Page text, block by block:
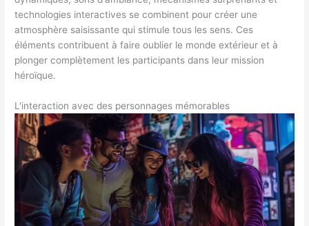
technologies interactives se combinent pour créer une
atmosphère saisissante qui stimule tous les sens. Ces
éléments contribuent à faire oublier le monde extérieur et à
plonger complètement les participants dans leur mission
héroïque.
L'interaction avec des personnages mémorables